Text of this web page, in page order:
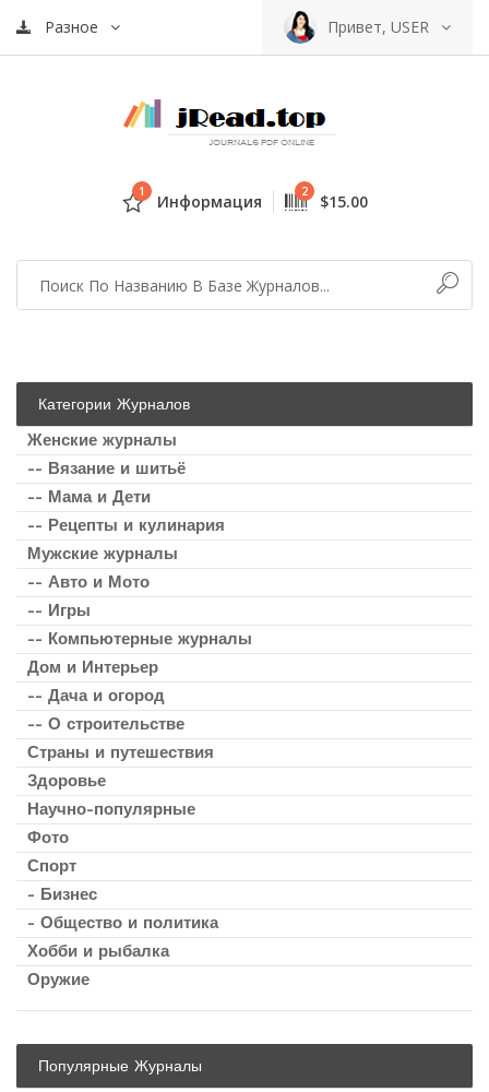
Разное Привет, USER
1 Информация 2 $15.00
Категории Журналов
Женские журналы
-- Вязание и шитьё
-- Мама и Дети
-- Рецепты и кулинария
Мужские журналы
-- Авто и Мото
-- Игры
-- Компьютерные журналы
Дом и Интерьер
-- Дача и огород
-- О строительстве
Страны и путешествия
Здоровье
Научно-популярные
Фото
Спорт
- Бизнес
- Общество и политика
Хобби и рыбалка
Оружие
Популярные Журналы